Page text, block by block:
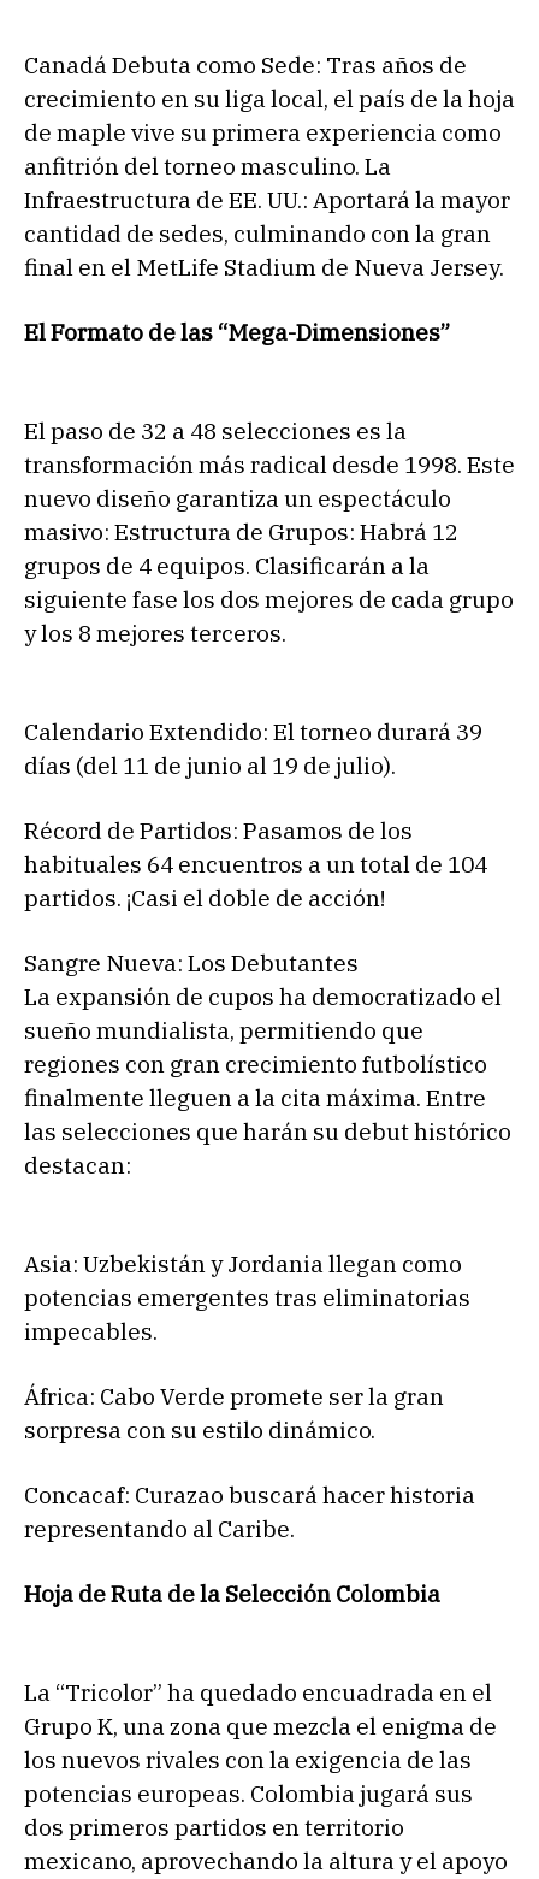
Canadá Debuta como Sede: Tras años de
crecimiento en su liga local, el país de la hoja
de maple vive su primera experiencia como
anfitrión del torneo masculino. La
Infraestructura de EE. UU.: Aportará la mayor
cantidad de sedes, culminando con la gran
final en el MetLife Stadium de Nueva Jersey.
El Formato de las “Mega-Dimensiones”
El paso de 32 a 48 selecciones es la
transformación más radical desde 1998. Este
nuevo diseño garantiza un espectáculo
masivo: Estructura de Grupos: Habrá 12
grupos de 4 equipos. Clasificarán a la
siguiente fase los dos mejores de cada grupo
y los 8 mejores terceros.
Calendario Extendido: El torneo durará 39
días (del 11 de junio al 19 de julio).
Récord de Partidos: Pasamos de los
habituales 64 encuentros a un total de 104
partidos. ¡Casi el doble de acción!
Sangre Nueva: Los Debutantes
La expansión de cupos ha democratizado el
sueño mundialista, permitiendo que
regiones con gran crecimiento futbolístico
finalmente lleguen a la cita máxima. Entre
las selecciones que harán su debut histórico
destacan:
Asia: Uzbekistán y Jordania llegan como
potencias emergentes tras eliminatorias
impecables.
África: Cabo Verde promete ser la gran
sorpresa con su estilo dinámico.
Concacaf: Curazao buscará hacer historia
representando al Caribe.
Hoja de Ruta de la Selección Colombia
La “Tricolor” ha quedado encuadrada en el
Grupo K, una zona que mezcla el enigma de
los nuevos rivales con la exigencia de las
potencias europeas. Colombia jugará sus
dos primeros partidos en territorio
mexicano, aprovechando la altura y el apoyo